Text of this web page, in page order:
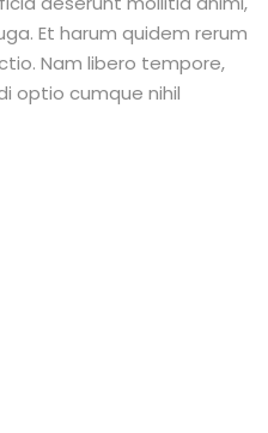
Et harum quidem rerum
Nam libero tempore,
optio cumque nihil